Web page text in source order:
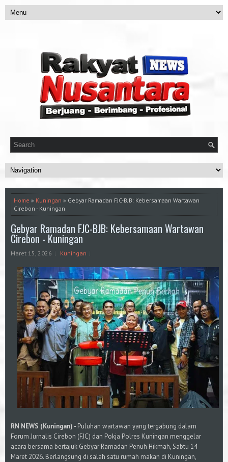
Home » Kuningan » Gebyar Ramadan FJC-BJB: Kebersamaan Wartawan
Cirebon - Kuningan
Gebyar Ramadan FJC-BJB: Kebersamaan Wartawan
Cirebon - Kuningan
Maret 15, 2026 Kuningan
RN NEWS (Kuningan) - Puluhan wartawan yang tergabung dalam
Forum Jurnalis Cirebon (FJC) dan Pokja Polres Kuningan menggelar
acara bersama bertajuk Gebyar Ramadan Penuh Hikmah, Sabtu 14
Maret 2026. Berlangsung di salah satu rumah makan di Kuningan,